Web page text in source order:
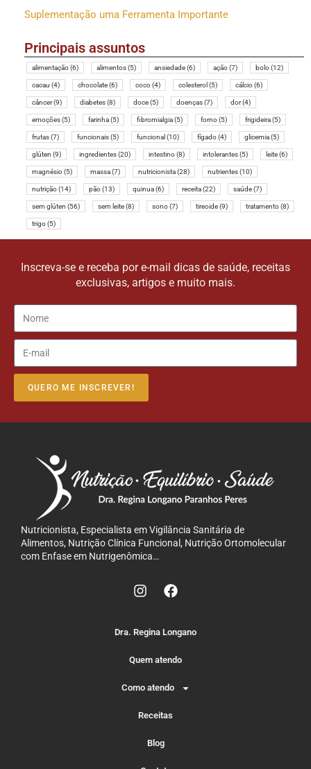
Suplementação uma Ferramenta Importante
Principais assuntos
alimentação(6) alimentos(5) ansiedade(6) ação(7) bolo(12)
cacau (4) chocolate(6) coco(4) colesterol (5) cálcio(6)
câncer(9) diabetes(8) doce(5) doenças(7) dor(4)
emoções(5) farinha(5) fibromialgia(5) forno(5) frigideira(5)
frutas(7) funcionais(5) funcional (10) fígado(4) glicemia(5)
glúten (9) ingredientes(20) intestino(8) intolerantes(5) leite(6)
magnésio(5) massa(7) nutricionista(28) nutrientes(10)
nutrição(14) pão(13) quinua(6) receita(22) saúde(7)
sem glúten (56) sem leite(8) sono(7) tireoide(9) tratamento(8)
trigo(5)
Inscreva-se e receba por e-mail dicas de saúde, receitas
exclusivas, artigos e muito mais.
QUERO ME INSCREVER!
Nutricionista, Especialista em Vigilância Sanitária de
Alimentos, Nutrição Clínica Funcional, Nutrição Ortomolecular
com Enfase em Nutrigenômica…
Dra. Regina Longano
Quem atendo
Como atendo
Receitas
Blog